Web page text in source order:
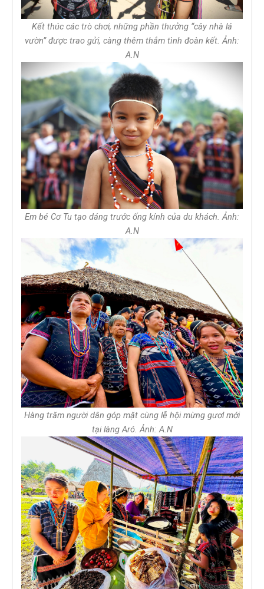
Kết thúc các trò chơi, những phần thưởng “cây nhà lá
vườn” được trao gửi, càng thêm thắm tình đoàn kết. Ảnh:
A.N
Em bé Cơ Tu tạo dáng trước ống kính của du khách. Ảnh:
A.N
Hàng trăm người dân góp mặt cùng lễ hội mừng gươl mới
tại làng Aró. Ảnh: A.N